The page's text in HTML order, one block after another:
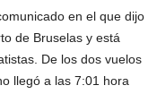
en el que dijo
de Bruselas y está
De los dos vuelos
llegó a las 7:01 hora